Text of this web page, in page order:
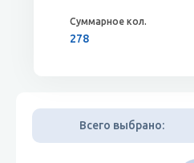
278
Всего выбрано: